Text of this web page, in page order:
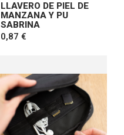
LLAVERO DE PIEL DE
MANZANA Y PU
SABRINA
0,87 €